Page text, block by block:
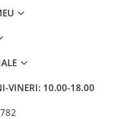
VINERI: 10.00-18.00